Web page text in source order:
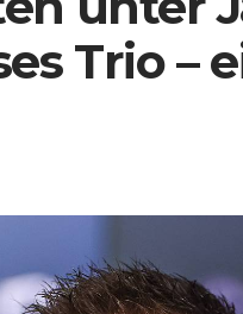
Trio –